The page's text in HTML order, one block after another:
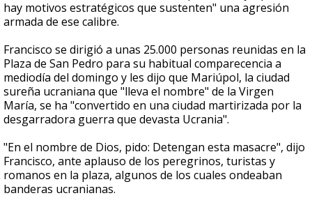
hay motivos estratégicos que sustenten" una agresión
armada de ese calibre.
Francisco se dirigió a unas 25.000 personas reunidas en la
Plaza de San Pedro para su habitual comparecencia a
mediodía del domingo y les dijo que Mariúpol, la ciudad
sureña ucraniana que "lleva el nombre" de la Virgen
María, se ha "convertido en una ciudad martirizada por la
desgarradora guerra que devasta Ucrania".
"En el nombre de Dios, pido: Detengan esta masacre", dijo
Francisco, ante aplauso de los peregrinos, turistas y
romanos en la plaza, algunos de los cuales ondeaban
banderas ucranianas.